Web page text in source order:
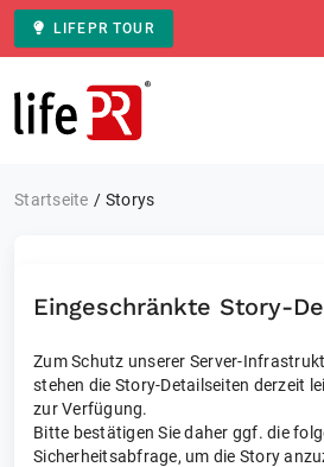
LIFEPR TOUR
Zur Startseite
Startseite Storys
Eingeschränkte Story-
Zum Schutz unserer Server-
stehen die Story-Detailseiten derzeit
zur Verfügung.
Bitte bestätigen Sie daher ggf. die
Sicherheitsabfrage, um die Story